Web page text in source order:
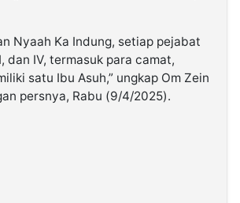
Nyaah Ka Indung, setiap pejabat
dan IV, termasuk para camat,
satu Ibu Asuh,” ungkap Om Zein
persnya, Rabu (9/4/2025).